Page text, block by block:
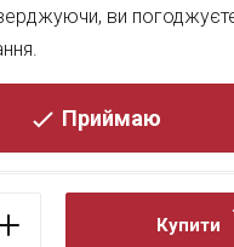
ви
Приймаю
Купити
DESIGN BY